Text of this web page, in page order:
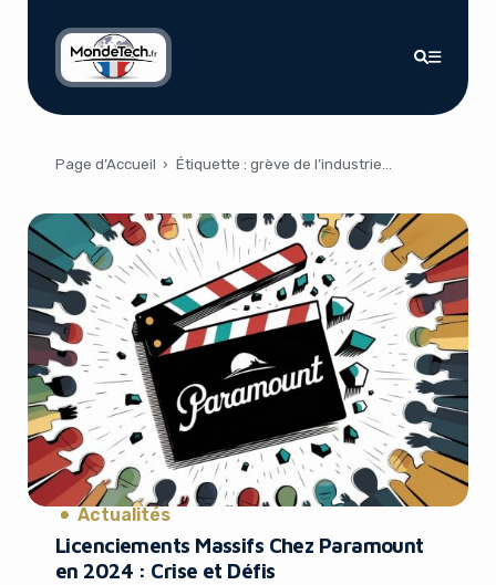
Page d’Accueil › Étiquette : grève de l’industrie cinématographique
Actualités
Licenciements Massifs Chez Paramount
en 2024 : Crise et Défis